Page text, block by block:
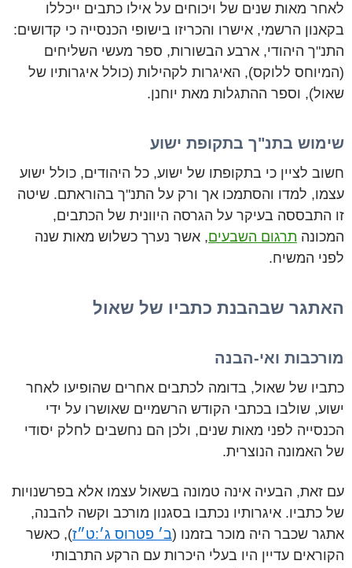
לאחר מאות שנים של ויכוחים על אילו כתבים ייכללו
בקאנון הרשמי, אישרו והכריזו בישופי הכנסייה כי קדושים:
התנ"ך היהודי, ארבע הבשורות, ספר מעשי השליחים
(המיוחס ללוקס), האיגרות לקהילות (כולל איגרותיו של
שאול), וספר ההתגלות מאת יוחנן.
שימוש בתנ"ך בתקופת ישוע
חשוב לציין כי בתקופתו של ישוע, כל היהודים, כולל ישוע
עצמו, למדו והסתמכו אך ורק על התנ"ך בהוראתם. שיטה
זו התבססה בעיקר על הגרסה היוונית של הכתבים,
המכונה תרגום השבעים, אשר נערך כשלוש מאות שנה
לפני המשיח.
האתגר שבהבנת כתביו של שאול
מורכבות ואי-הבנה
כתביו של שאול, בדומה לכתבים אחרים שהופיעו לאחר
ישוע, שולבו בכתבי הקודש הרשמיים שאושרו על ידי
הכנסייה לפני מאות שנים, ולכן הם נחשבים לחלק יסודי
של האמונה הנוצרית.
עם זאת, הבעיה אינה טמונה בשאול עצמו אלא בפרשנויות
של כתביו. איגרותיו נכתבו בסגנון מורכב וקשה להבנה,
אתגר שכבר היה מוכר בזמנו (ב׳ פטרוס ג׳:ט״ז), כאשר
הקוראים עדיין היו בעלי היכרות עם הרקע התרבותי